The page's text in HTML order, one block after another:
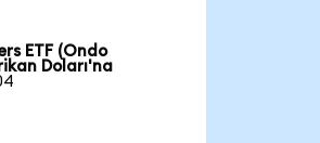
ETF (Ondo
Doları'na